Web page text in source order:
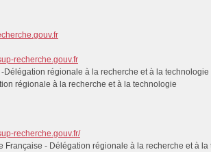
recherche.gouv.fr
régionale à la recherche et à la technologie
recherche.gouv.fr/